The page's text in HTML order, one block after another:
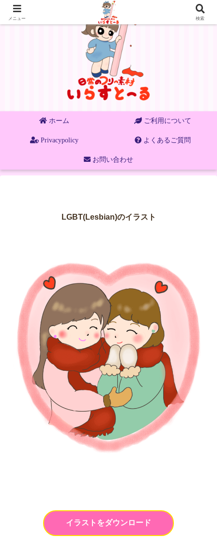
ホーム ご利用について
Privacypolicy よくあるご質問
お問い合わせ
LGBT(Lesbian)のイラスト
イラストをダウンロード
メニュー 検索